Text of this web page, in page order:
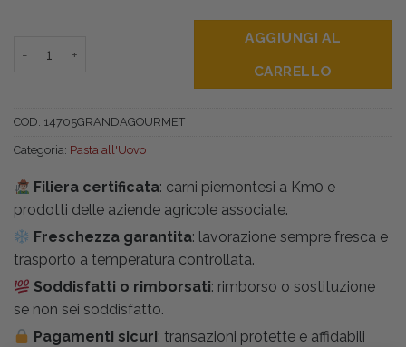
Pappardelle all'Uovo Nido gr250 quantitàAGGIUNGI AL
CARRELLO
COD: 14705GRANDAGOURMET
Categoria: Pasta all'Uovo
Filiera certificata: carni piemontesi a Km0 e
prodotti delle aziende agricole associate.
Freschezza garantita: lavorazione sempre fresca e
trasporto a temperatura controllata.
Soddisfatti o rimborsati: rimborso o sostituzione
se non sei soddisfatto.
Pagamenti sicuri: transazioni protette e affidabili